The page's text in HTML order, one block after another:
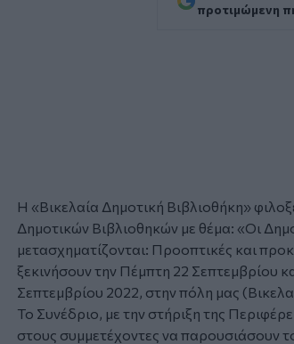
προτιμώμενη
Η «Βικελαία Δημοτική Βιβλιοθήκη»
Δημοτικών Βιβλιοθηκών με θέμα: «Οι
μετασχηματίζονται: Προοπτικές και
ξεκινήσουν την Πέμπτη 22 Σεπτεμβρίου
Σεπτεμβρίου 2022, στην πόλη μας
Το Συνέδριο, με την στήριξη της
στους συμμετέχοντες να παρουσιάσουν